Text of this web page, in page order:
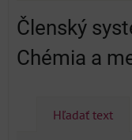
Členský
Chémia a
Hľadať text